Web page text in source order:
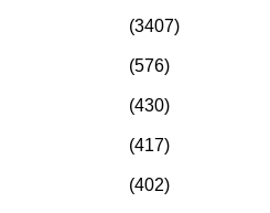
(3407)
(576)
(430)
(417)
(402)